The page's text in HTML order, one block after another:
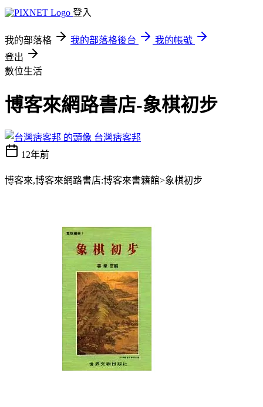
登入
我的部落格 我的部落格後台
我的帳號
登出
數位生活
博客來網路書店-象棋初步
台灣痞客邦
12年前
博客來,博客來網路書店:博客來書籍館>象棋初步